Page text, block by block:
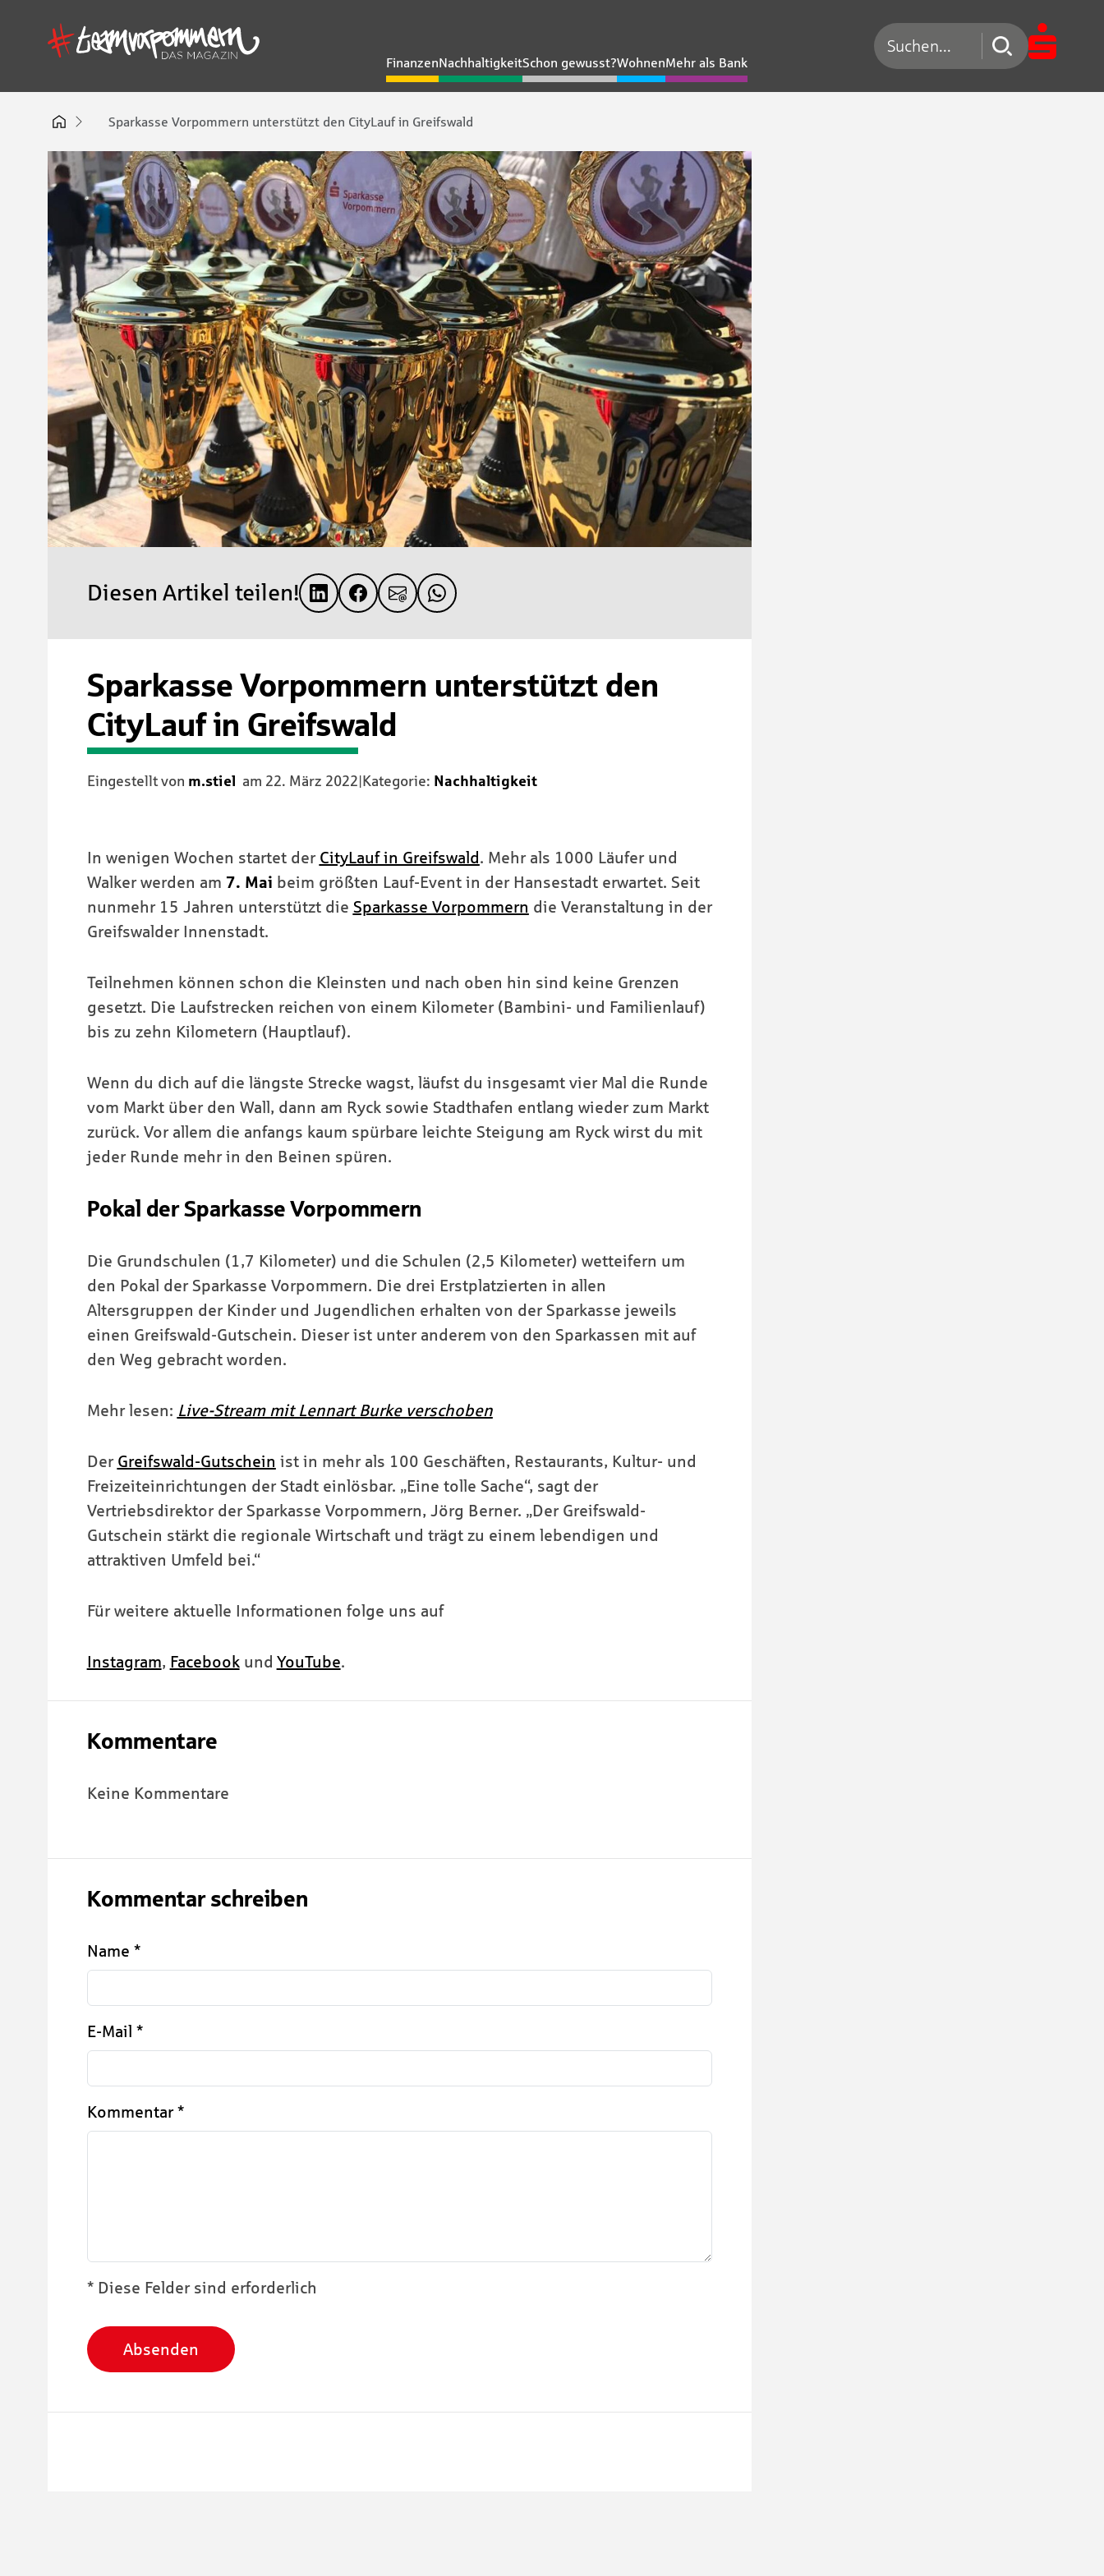
FinanzenNachhaltigkeitSchon gewusst?WohnenMehr als Bank
Suchen nach
Sparkasse Vorpommern unterstützt den CityLauf in Greifswald
Diesen Artikel teilen!
Sparkasse Vorpommern unterstützt den
CityLauf in Greifswald
Eingestellt von m.stiel am 22. März 2022 Kategorie: Nachhaltigkeit
In wenigen Wochen startet der CityLauf in Greifswald . Mehr als 1000 Läufer und
Walker werden am 7. Mai beim größten Lauf-Event in der Hansestadt erwartet. Seit
nunmehr 15 Jahren unterstützt die Sparkasse Vorpommern die Veranstaltung in der
Greifswalder Innenstadt.
Teilnehmen können schon die Kleinsten und nach oben hin sind keine Grenzen
gesetzt. Die Laufstrecken reichen von einem Kilometer (Bambini- und Familienlauf)
bis zu zehn Kilometern (Hauptlauf).
Wenn du dich auf die längste Strecke wagst, läufst du insgesamt vier Mal die Runde
vom Markt über den Wall, dann am Ryck sowie Stadthafen entlang wieder zum Markt
zurück. Vor allem die anfangs kaum spürbare leichte Steigung am Ryck wirst du mit
jeder Runde mehr in den Beinen spüren.
Pokal der Sparkasse Vorpommern
Die Grundschulen (1,7 Kilometer) und die Schulen (2,5 Kilometer) wetteifern um
den Pokal der Sparkasse Vorpommern. Die drei Erstplatzierten in allen
Altersgruppen der Kinder und Jugendlichen erhalten von der Sparkasse jeweils
einen Greifswald-Gutschein. Dieser ist unter anderem von den Sparkassen mit auf
den Weg gebracht worden.
Mehr lesen: Live-Stream mit Lennart Burke verschoben
Der Greifswald-Gutschein ist in mehr als 100 Geschäften, Restaurants, Kultur- und
Freizeiteinrichtungen der Stadt einlösbar. „Eine tolle Sache“, sagt der
Vertriebsdirektor der Sparkasse Vorpommern, Jörg Berner. „Der Greifswald-
Gutschein stärkt die regionale Wirtschaft und trägt zu einem lebendigen und
attraktiven Umfeld bei.“
Für weitere aktuelle Informationen folge uns auf
Instagram, Facebookund YouTube.
Kommentare
Keine Kommentare
Kommentar schreiben
Name *
E-Mail *
Kommentar*
* Diese Felder sind erforderlich
Absenden